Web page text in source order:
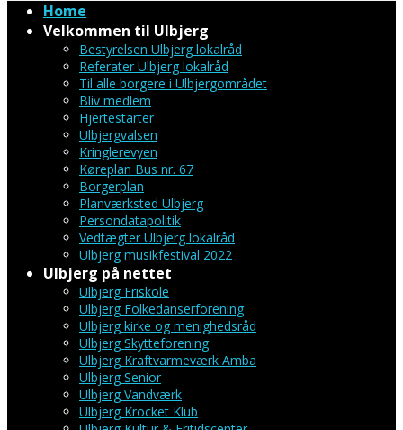
Home
Velkommen til Ulbjerg
Bestyrelsen Ulbjerg lokalråd
Referater Ulbjerg lokalråd
Til alle borgere i Ulbjergområdet
Bliv medlem
Hjertestarter
Ulbjergvalsen
Kringlerevyen
Køreplan Bus nr. 67
Borgerplan
Planværksted Ulbjerg
Persondatapolitik
Vedtægter Ulbjerg lokalråd
Ulbjerg musikfestival 2022
Ulbjerg på nettet
Ulbjerg Friskole
Ulbjerg Folkedanserforening
Ulbjerg kirke og menighedsråd
Ulbjerg Skytteforening
Ulbjerg Kraftvarmeværk Amba
Ulbjerg Senior
Ulbjerg Vandværk
Ulbjerg Krocket Klub